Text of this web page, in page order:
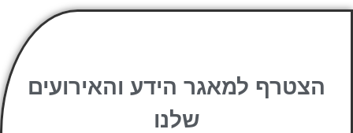
הצטרף למאגר הידע והאירועים
שלנו